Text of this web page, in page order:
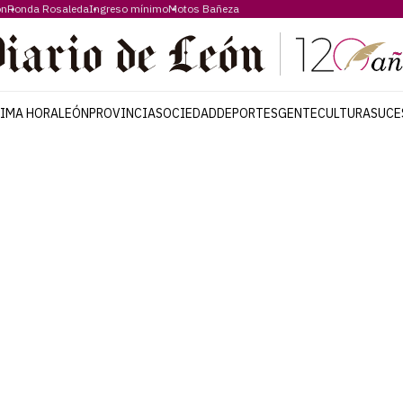
Ronda RosaledaIngreso mínimoMotos Bañeza
HORALEÓNPROVINCIASOCIEDADDEPORTESGENTECULTURA